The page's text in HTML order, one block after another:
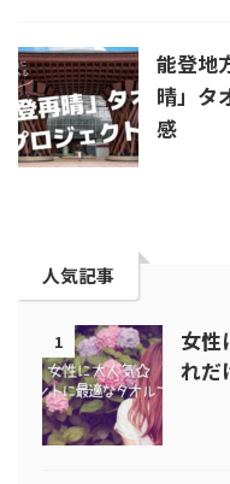
能登地
晴」タ
感
人気記事
1
女性
れだ